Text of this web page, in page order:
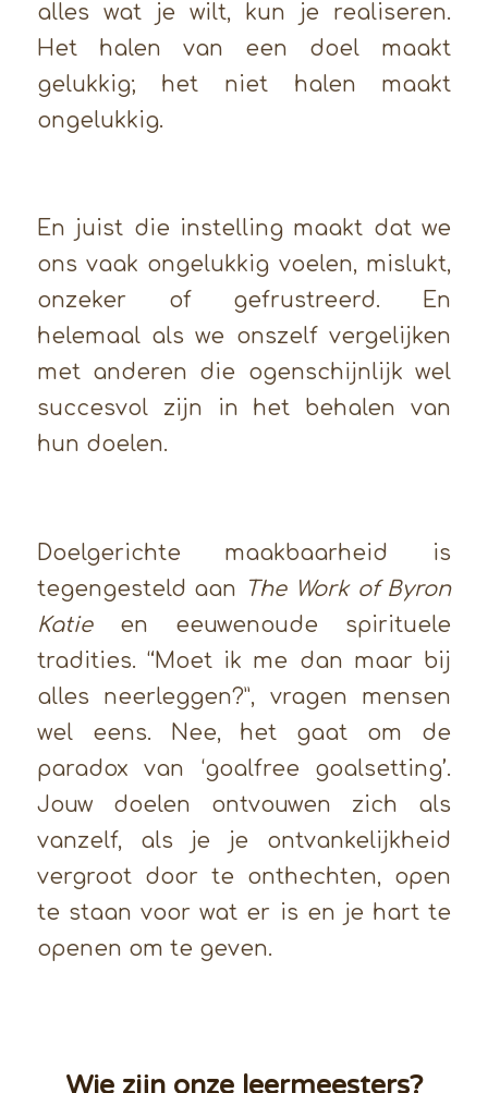
alles wat je wilt, kun je realiseren.
Het halen van een doel maakt
gelukkig; het niet halen maakt
ongelukkig.
En juist die instelling maakt dat we
ons vaak ongelukkig voelen, mislukt,
onzeker of gefrustreerd. En
helemaal als we onszelf vergelijken
met anderen die ogenschijnlijk wel
succesvol zijn in het behalen van
hun doelen.
Doelgerichte maakbaarheid is
tegengesteld aan
The Work of Byron
Katieen eeuwenoude spirituele
tradities. “Moet ik me dan maar bij
alles neerleggen?”, vragen mensen
wel eens. Nee, het gaat om de
paradox van ‘goalfree goalsetting’.
Jouw doelen ontvouwen zich als
vanzelf, als je je ontvankelijkheid
vergroot door te onthechten, open
te staan voor wat er is en je hart te
openen om te geven.
Wie zijn onze leermeesters?